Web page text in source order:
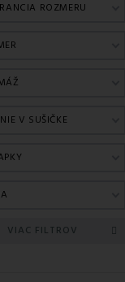
ROZMERU
V SUŠIČKE
VIAC FILTROV